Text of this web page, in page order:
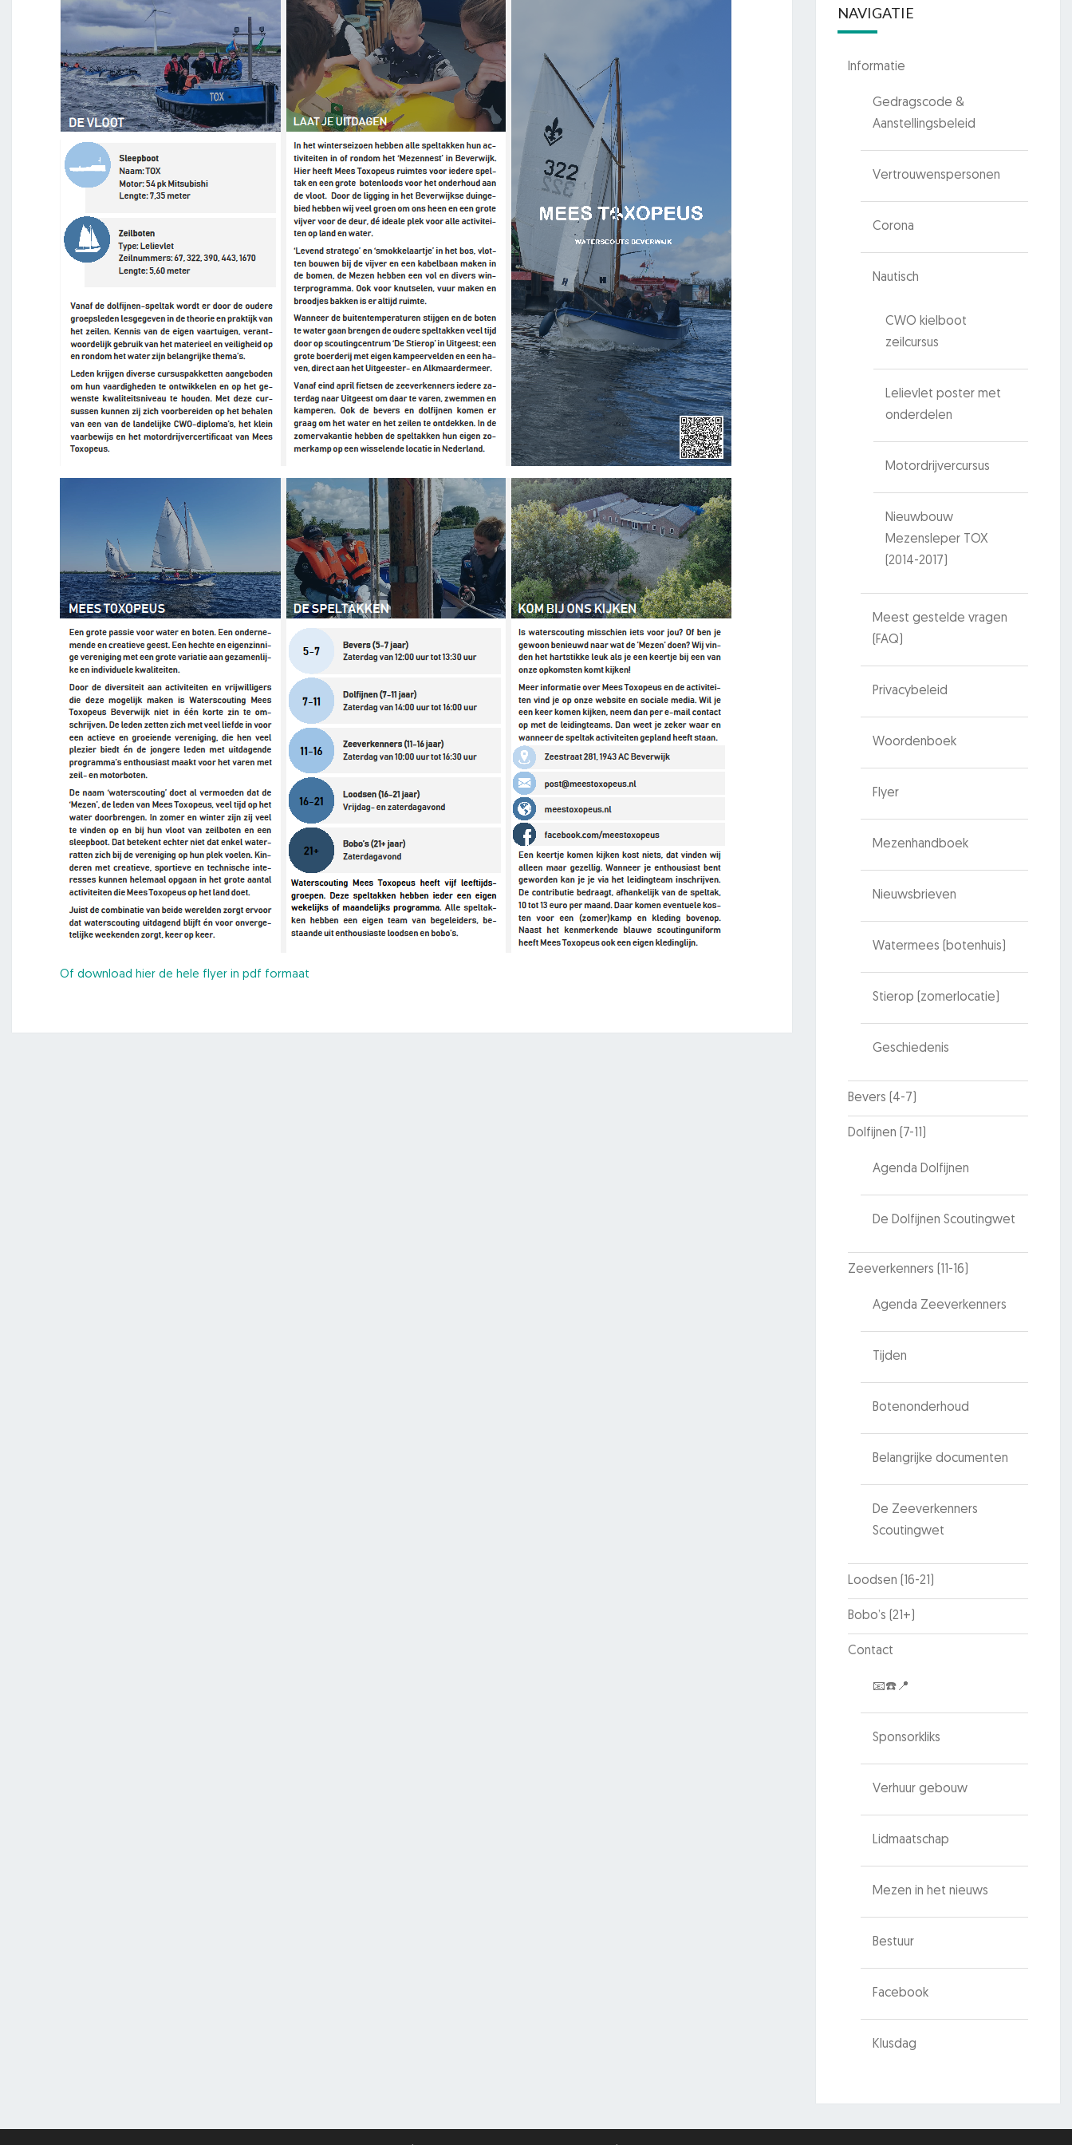
Of download hier de hele flyer in pdf formaat
NAVIGATIE
Informatie
Gedragscode &
Aanstellingsbeleid
Vertrouwenspersonen
Corona
Nautisch
CWO kielboot
zeilcursus
Lelievlet poster met
onderdelen
Motordrijvercursus
Nieuwbouw
Mezensleper TOX
(2014-2017)
Meest gestelde vragen
(FAQ)
Privacybeleid
Woordenboek
Flyer
Mezenhandboek
Nieuwsbrieven
Watermees (botenhuis)
Stierop (zomerlocatie)
Geschiedenis
Bevers (4-7)
Dolfijnen (7-11)
Agenda Dolfijnen
De Dolfijnen Scoutingwet
Zeeverkenners (11-16)
Agenda Zeeverkenners
Tijden
Botenonderhoud
Belangrijke documenten
De Zeeverkenners
Scoutingwet
Loodsen (16-21)
Bobo’s (21+)
Contact
📧☎️📍
Sponsorkliks
Verhuur gebouw
Lidmaatschap
Mezen in het nieuws
Bestuur
Facebook
Klusdag